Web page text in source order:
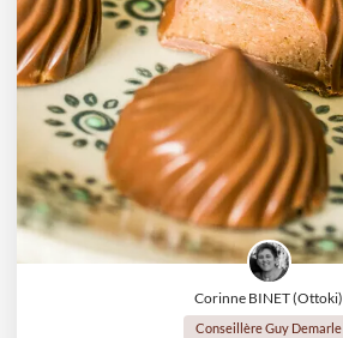
Corinne BINET (Ottoki)
Conseillère Guy Demarle